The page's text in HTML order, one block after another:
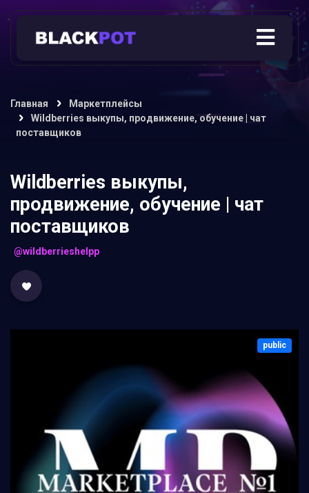
Главная
Маркетплейсы
Wildberries выкупы, продвижение, обучение | чат
поставщиков
Wildberries выкупы,
продвижение, обучение | чат
поставщиков
@wildberrieshelpp
public